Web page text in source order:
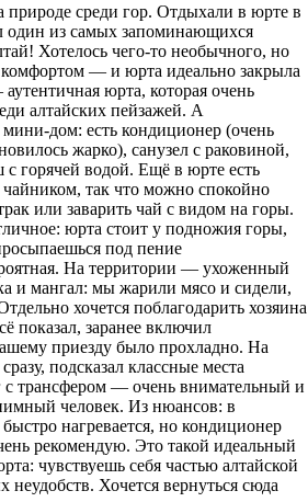
природе среди гор. Отдыхали в юрте в
из самых запоминающихся
Хотелось чего-то необычного, но
— и юрта идеально закрыла
юрта, которая очень
алтайских пейзажей. А
есть кондиционер (очень
жарко), санузел с раковиной,
горячей водой. Ещё в юрте есть
так что можно спокойно
или заварить чай с видом на горы.
юрта стоит у подножия горы,
под пение
На территории — ухоженный
и мангал: мы жарили мясо и сидели,
хочется поблагодарить хозяина
показал, заранее включил
приезду было прохладно. На
подсказал классные места
с трансфером — очень внимательный и
человек. Из нюансов: в
нагревается, но кондиционер
рекомендую. Это такой идеальный
чувствуешь себя частью алтайской
Хочется вернуться сюда